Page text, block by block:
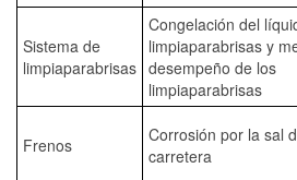
Sistema de
limpiaparabrisas
Congelación del
limpiaparabrisas y
desempeño de los
limpiaparabrisas
Frenos
Corrosión por la sal
carretera